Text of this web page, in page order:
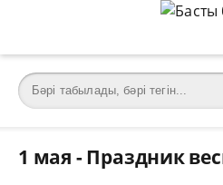
1 мая - Праздник